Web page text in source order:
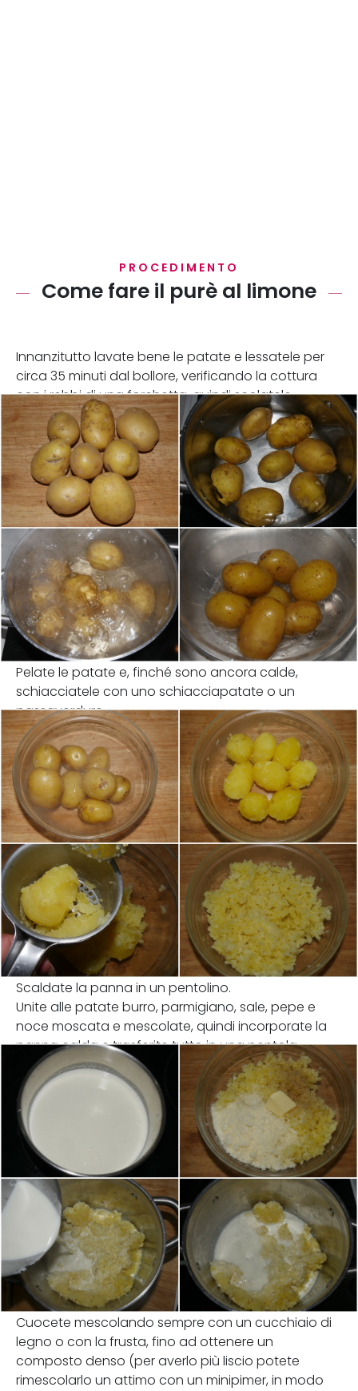
PROCEDIMENTO
Come fare il purè al limone
Innanzitutto lavate bene le patate e lessatele per
circa 35 minuti dal bollore, verificando la cottura
con i rebbi di una forchetta, quindi scolatele.
Pelate le patate e, finché sono ancora calde,
schiacciatele con uno schiacciapatate o un
passaverdure.
Scaldate la panna in un pentolino.
Unite alle patate burro, parmigiano, sale, pepe e
noce moscata e mescolate, quindi incorporate la
panna calda e trasferite tutto in una pentola.
Cuocete mescolando sempre con un cucchiaio di
legno o con la frusta, fino ad ottenere un
composto denso (per averlo più liscio potete
rimescolarlo un attimo con un minipimer, in modo